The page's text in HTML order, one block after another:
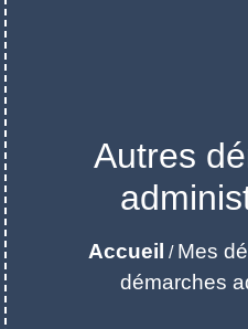
Autres
Accueil / Mes
démarches